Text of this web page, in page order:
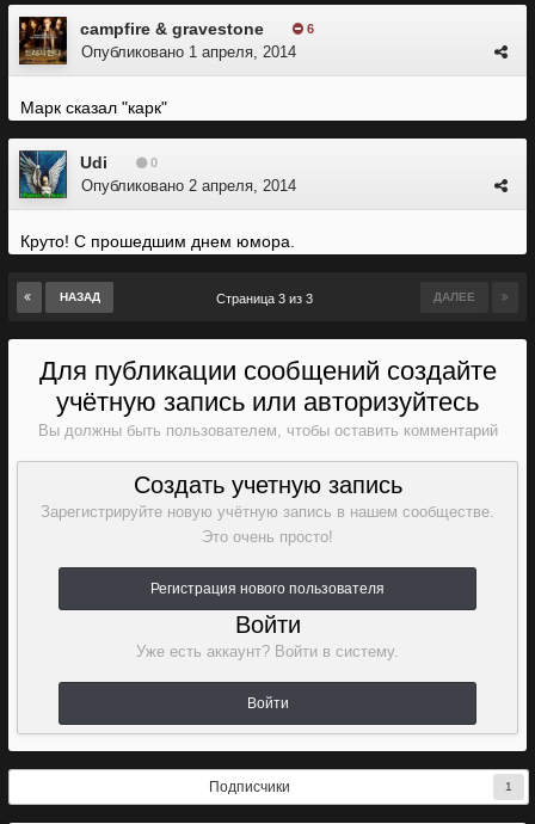
campfire & gravestone 6
Опубликовано 1 апреля, 2014
Марк сказал "карк"
Udi 0
Опубликовано 2 апреля, 2014
Круто! С прошедшим днем юмора.
НАЗАД ДАЛЕЕ
Страница 3 из 3
Для публикации сообщений создайте
учётную запись или авторизуйтесь
Вы должны быть пользователем, чтобы оставить комментарий
Создать учетную запись
Зарегистрируйте новую учётную запись в нашем сообществе.
Это очень просто!
Регистрация нового пользователя
Войти
Уже есть аккаунт? Войти в систему.
Войти
Подписчики 1